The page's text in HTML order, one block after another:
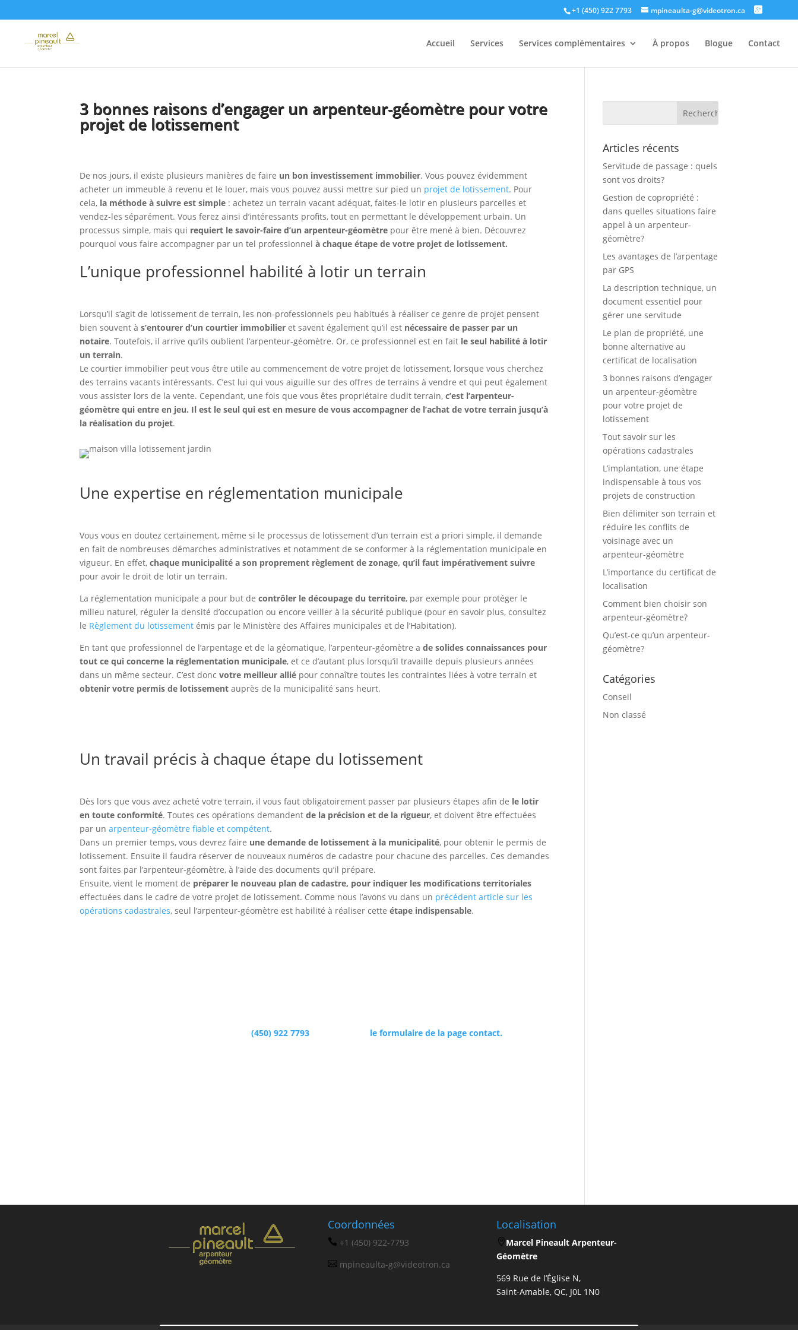
+1 (450) 922 7793 mpineaulta-g@videotron.ca
Accueil Services Services complémentaires À propos Blogue Contact
3 bonnes raisons d’engager un arpenteur-géomètre pour votre
projet de lotissement
De nos jours, il existe plusieurs manières de faire un bon investissement immobilier. Vous pouvez évidemment
acheter un immeuble à revenu et le louer, mais vous pouvez aussi mettre sur pied un projet de lotissement. Pour
cela, la méthode à suivre est simple : achetez un terrain vacant adéquat, faites-le lotir en plusieurs parcelles et
vendez-les séparément. Vous ferez ainsi d’intéressants profits, tout en permettant le développement urbain. Un
processus simple, mais qui requiert le savoir-faire d’un arpenteur-géomètre pour être mené à bien. Découvrez
pourquoi vous faire accompagner par un tel professionnelà chaque étape de votre projet de lotissement.
L’unique professionnel habilité à lotir un terrain
Lorsqu’il s’agit de lotissement de terrain, les non-professionnels peu habitués à réaliser ce genre de projet pensent
bien souvent às’entourer d’un courtier immobilier et savent également qu’il est nécessaire de passer par un
notaire. Toutefois, il arrive qu’ils oublient l’arpenteur-géomètre. Or, ce professionnel est en fait le seul habilité à lotir
un terrain.
Le courtier immobilier peut vous être utile au commencement de votre projet de lotissement, lorsque vous cherchez
des terrains vacants intéressants. C’est lui qui vous aiguille sur des offres de terrains à vendre et qui peut également
vous assister lors de la vente. Cependant, une fois que vous êtes propriétaire dudit terrain,c’est l’arpenteur-
géomètre qui entre en jeu. Il est le seul qui est en mesure de vous accompagner de l’achat de votre terrain jusqu’à
la réalisation du projet.
Une expertise en réglementation municipale
Vous vous en doutez certainement, même si le processus de lotissement d’un terrain est a priori simple, il demande
en fait de nombreuses démarches administratives et notamment de se conformer à la réglementation municipale en
vigueur. En effet,chaque municipalité a son proprement règlement de zonage, qu’il faut impérativement suivre
pour avoir le droit de lotir un terrain.
La réglementation municipale a pour but decontrôler le découpage du territoire, par exemple pour protéger le
milieu naturel, réguler la densité d’occupation ou encore veiller à la sécurité publique (pour en savoir plus, consultez
le Règlement du lotissement émis par le Ministère des Affaires municipales et de l’Habitation).
En tant que professionnel de l’arpentage et de la géomatique, l’arpenteur-géomètre ade solides connaissances pour
tout ce qui concerne la réglementation municipale, et ce d’autant plus lorsqu’il travaille depuis plusieurs années
dans un même secteur. C’est doncvotre meilleur allié pour connaître toutes les contraintes liées à votre terrain et
obtenir votre permis de lotissement auprès de la municipalité sans heurt.
Un travail précis à chaque étape du lotissement
Dès lors que vous avez acheté votre terrain, il vous faut obligatoirement passer par plusieurs étapes afin de le lotir
en toute conformité. Toutes ces opérations demandentde la précision et de la rigueur, et doivent être effectuées
par unarpenteur-géomètre fiable et compétent.
Dans un premier temps, vous devrez faire une demande de lotissement à la municipalité, pour obtenir le permis de
lotissement. Ensuite il faudra réserver de nouveaux numéros de cadastre pour chacune des parcelles. Ces demandes
sont faites par l’arpenteur-géomètre, à l’aide des documents qu’il prépare.
Ensuite, vient le moment de préparer le nouveau plan de cadastre, pour indiquer les modifications territoriales
effectuées dans le cadre de votre projet de lotissement. Comme nous l’avons vu dans un précédent article sur les
opérations cadastrales, seul l’arpenteur-géomètre est habilité à réaliser cetteétape indispensable.
(450) 922 7793ou remplissez le formulaire de la page contact.
Articles récents
Servitude de passage : quels
sont vos droits?
Gestion de copropriété :
dans quelles situations faire
appel à un arpenteur-
géomètre?
Les avantages de l’arpentage
par GPS
La description technique, un
document essentiel pour
gérer une servitude
Le plan de propriété, une
bonne alternative au
certificat de localisation
3 bonnes raisons d’engager
un arpenteur-géomètre
pour votre projet de
lotissement
Tout savoir sur les
opérations cadastrales
L’implantation, une étape
indispensable à tous vos
projets de construction
Bien délimiter son terrain et
réduire les conflits de
voisinage avec un
arpenteur-géomètre
L’importance du certificat de
localisation
Comment bien choisir son
arpenteur-géomètre?
Qu’est-ce qu’un arpenteur-
géomètre?
Catégories
Conseil
Non classé
Coordonnées
 +1 (450) 922-7793
 mpineaulta-g@videotron.ca
Localisation
Marcel Pineault Arpenteur-
Géomètre
569 Rue de l’Église N,
Saint-Amable, QC, J0L 1N0